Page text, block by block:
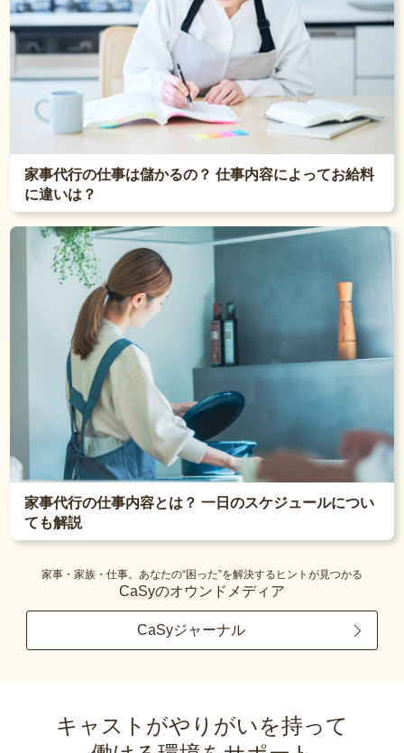
家事代行の仕事は儲かるの？ 仕事内容によってお給料
に違いは？
家事代行の仕事内容とは？ 一日のスケジュールについ
ても解説
家事・家族・仕事。あなたの“困った”を解決するヒントが見つかる
CaSyのオウンドメディア
CaSyジャーナル
キャストがやりがいを持って